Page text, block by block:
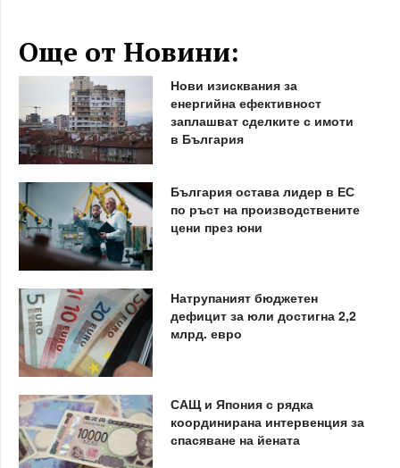
Още от Новини:
Нови изисквания за
енергийна ефективност
заплашват сделките с имоти
в България
България остава лидер в ЕС
по ръст на производствените
цени през юни
Натрупаният бюджетен
дефицит за юли достигна 2,2
млрд. евро
САЩ и Япония с рядка
координирана интервенция за
спасяване на йената